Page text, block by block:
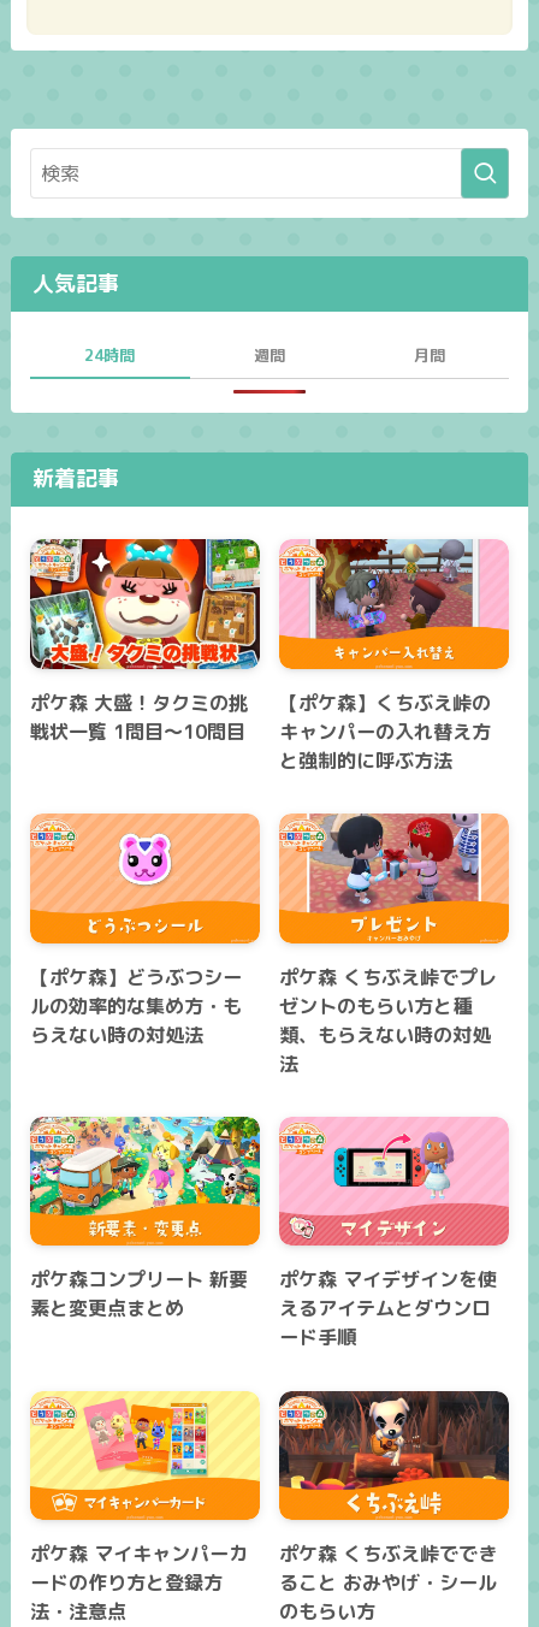
人気記事
24時間 週間 月間
新着記事
ポケ森 大盛！タクミの挑
戦状一覧 1問目～10問目
【ポケ森】くちぶえ峠の
キャンパーの入れ替え方
と強制的に呼ぶ方法
【ポケ森】どうぶつシー
ルの効率的な集め方・も
らえない時の対処法
ポケ森 くちぶえ峠でプレ
ゼントのもらい方と種
類、もらえない時の対処
法
ポケ森コンプリート 新要
素と変更点まとめ
ポケ森 マイデザインを使
えるアイテムとダウンロ
ード手順
ポケ森 マイキャンパーカ
ードの作り方と登録方
法・注意点
ポケ森 くちぶえ峠ででき
ること おみやげ・シール
のもらい方